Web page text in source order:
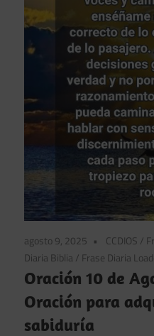
agosto 9, 2025 CCDIOS /
Diaria Biblia / Frase Diaria
Oración 10 de
Oración para
sabiduría